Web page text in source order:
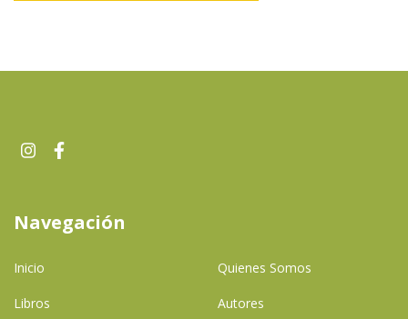
Navegación
Inicio Quienes Somos
Libros Autores